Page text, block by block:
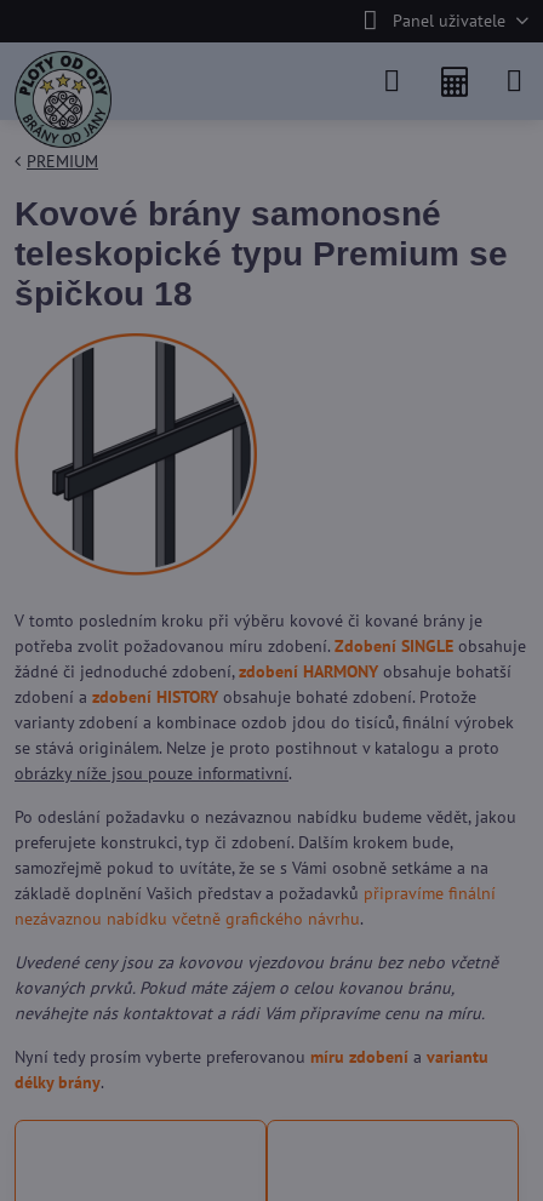
Panel uživatele
PREMIUM
Kovové brány samonosné
teleskopické typu Premium se
špičkou 18
V tomto posledním kroku při výběru kovové či kované brány je
potřeba zvolit požadovanou míru zdobení. Zdobení SINGLE obsahuje
žádné či jednoduché zdobení,zdobení HARMONY obsahuje bohatší
zdobení a zdobení HISTORY obsahuje bohaté zdobení. Protože
varianty zdobení a kombinace ozdob jdou do tisíců, finální výrobek
se stává originálem. Nelze je proto postihnout v katalogu a proto
obrázky níže jsou pouze informativní.
Po odeslání požadavku o nezávaznou nabídku budeme vědět, jakou
preferujete konstrukci, typ či zdobení. Dalším krokem bude,
samozřejmě pokud to uvítáte, že se s Vámi osobně setkáme a na
základě doplnění Vašich představ a požadavků připravíme finální
nezávaznou nabídku včetně grafického návrhu.
Uvedené ceny jsou za kovovou vjezdovou bránu bez nebo včetně
kovaných prvků. Pokud máte zájem o celou kovanou bránu,
neváhejte nás kontaktovat a rádi Vám připravíme cenu na míru.
Nyní tedy prosím vyberte preferovanou míru zdobení a variantu
délky brány.